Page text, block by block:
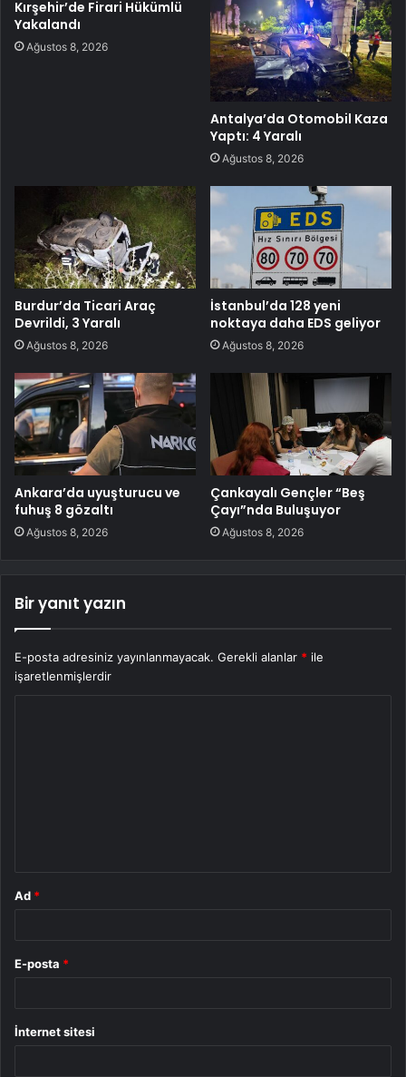
Kırşehir’de Firari Hükümlü
Yakalandı
Ağustos 8, 2026
Antalya’da Otomobil Kaza
Yaptı: 4 Yaralı
Ağustos 8, 2026
Burdur’da Ticari Araç
Devrildi, 3 Yaralı
Ağustos 8, 2026
İstanbul’da 128 yeni
noktaya daha EDS geliyor
Ağustos 8, 2026
Ankara’da uyuşturucu ve
fuhuş 8 gözaltı
Ağustos 8, 2026
Çankayalı Gençler “Beş
Çayı”nda Buluşuyor
Ağustos 8, 2026
Bir yanıt yazın
E-posta adresiniz yayınlanmayacak. Gerekli alanlar * ile
işaretlenmişlerdir
Ad *
E-posta *
İnternet sitesi